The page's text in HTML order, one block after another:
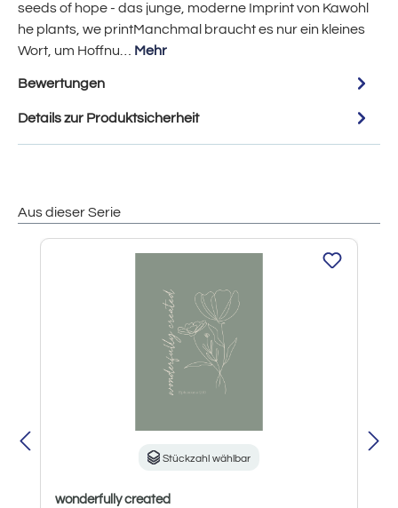
seeds of hope - das junge, moderne Imprint von Kawohl
he plants, we printManchmal braucht es nur ein kleines
Wort, um Hoffnu… Mehr
Bewertungen
Details zur Produktsicherheit
Aus dieser Serie
Produktgalerie überspringen
Stückzahl wählbar
wonderfully created